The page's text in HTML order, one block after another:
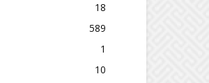
18
589
1
10